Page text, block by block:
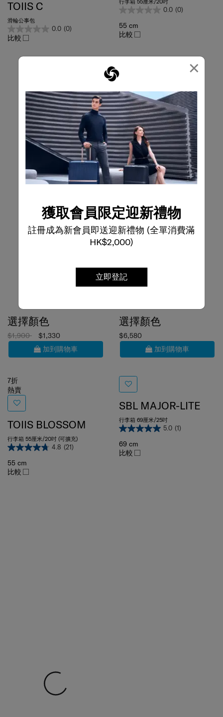
×
獲取會員限定迎新禮物
註冊成為新會員即送迎新禮物 (全單消費滿
HK$2,000)
立即登記
滑輪公事包
比較
55 cm
比較
選擇顏色
$1,900
$1,330
加到購物車
熱賣
TOIIS BLOSSOM
行李箱 55厘米/20吋 (可擴充)
4.8 (21)
55 cm
比較
選擇顏色
$6,580
加到購物車
SBL MAJOR-LITE
行李箱 69厘米/25吋
5.0
69 cm
比較